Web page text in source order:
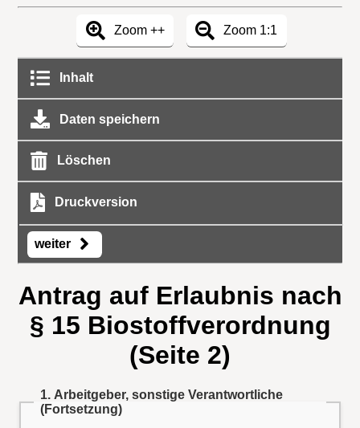
Zoom ++ Zoom 1:1
Inhalt
Daten speichern
Löschen
Druckversion
weiter
Antrag auf Erlaubnis nach
§ 15 Biostoffverordnung
(Seite 2)
1. Arbeitgeber, sonstige Verantwortliche
(Fortsetzung)